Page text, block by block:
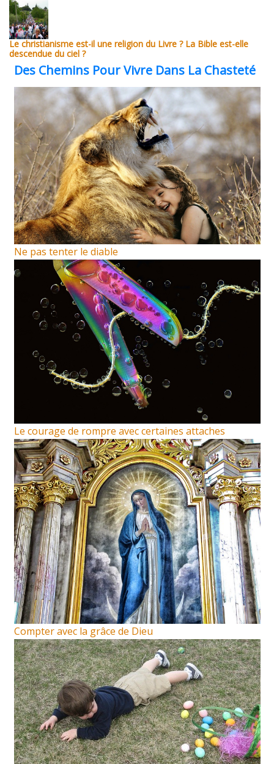
Le christianisme est-il une religion du Livre ? La Bible est-elle
descendue du ciel ?
Des Chemins Pour Vivre Dans La Chasteté
Ne pas tenter le diable
Le courage de rompre avec certaines attaches
Compter avec la grâce de Dieu